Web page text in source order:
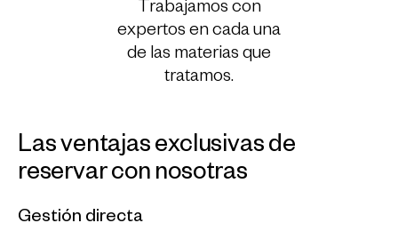
Trabajamos con
expertos en cada una
de las materias que
tratamos.
Las ventajas exclusivas de
reservar con nosotras
Gestión directa